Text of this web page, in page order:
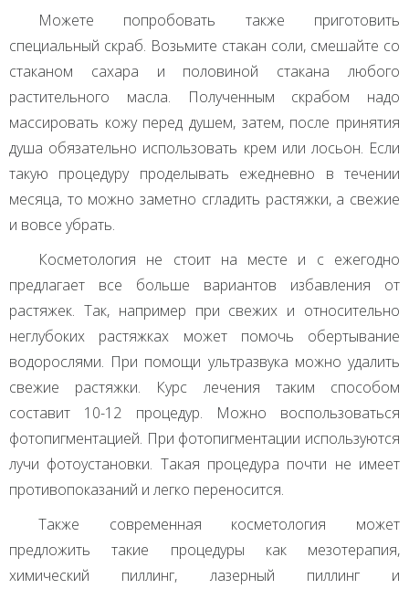
Можете попробовать также приготовить
специальный скраб. Возьмите стакан соли, смешайте со
стаканом сахара и половиной стакана любого
растительного масла. Полученным скрабом надо
массировать кожу перед душем, затем, после принятия
душа обязательно использовать крем или лосьон. Если
такую процедуру проделывать ежедневно в течении
месяца, то можно заметно сгладить растяжки, а свежие
и вовсе убрать.
Косметология не стоит на месте и с ежегодно
предлагает все больше вариантов избавления от
растяжек. Так, например при свежих и относительно
неглубоких растяжках может помочь обертывание
водорослями. При помощи ультразвука можно удалить
свежие растяжки. Курс лечения таким способом
составит 10-12 процедур. Можно воспользоваться
фотопигментацией. При фотопигментации используются
лучи фотоустановки. Такая процедура почти не имеет
противопоказаний и легко переносится.
Также современная косметология может
предложить такие процедуры как мезотерапия,
химический пиллинг, лазерный пиллинг и